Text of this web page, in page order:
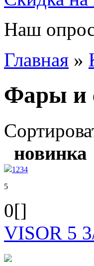
Наш
Главная »
Фары и
новинка
1 234
5
0[]
VISOR 5